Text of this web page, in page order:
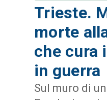
Trieste.
morte
che cura
in guerra
Sul muro di